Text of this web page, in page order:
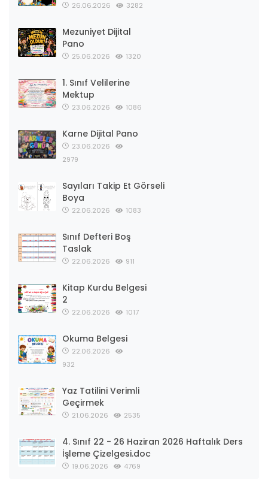
26.06.2026 3282
Mezuniyet Dijital
Pano
25.06.2026 1320
1. Sınıf Velilerine
Mektup
23.06.2026 1086
Karne Dijital Pano
23.06.2026
2979
Sayıları Takip Et Görseli
Boya
22.06.2026 1083
Sınıf Defteri Boş
Taslak
22.06.2026 911
Kitap Kurdu Belgesi
2
22.06.2026 1017
Okuma Belgesi
22.06.2026
932
Yaz Tatilini Verimli
Geçirmek
21.06.2026 2535
4. Sınıf 22 - 26 Haziran 2026 Haftalık Ders
İşleme Çizelgesi.doc
19.06.2026 4769